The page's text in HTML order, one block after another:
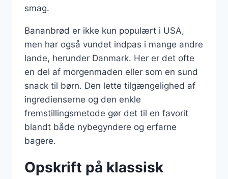
smag.
Bananbrød er ikke kun populært i USA,
men har også vundet indpas i mange andre
lande, herunder Danmark. Her er det ofte
en del af morgenmaden eller som en sund
snack til børn. Den lette tilgængelighed af
ingredienserne og den enkle
fremstillingsmetode gør det til en favorit
blandt både nybegyndere og erfarne
bagere.
Opskrift på klassisk